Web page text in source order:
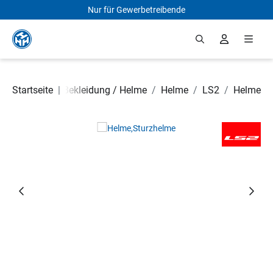
Zum Hauptinhalt springen
Nur für Gewerbetreibende
Startseite |
Rollerteile Bekleidung / Helme / Helme / LS2 / Helme
Bildergalerie überspringen